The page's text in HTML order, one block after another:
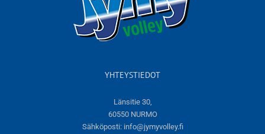
YHTEYSTIEDOT
Länsitie 30,
60550 NURMO
Sähköposti: info@jymyvolley.fi